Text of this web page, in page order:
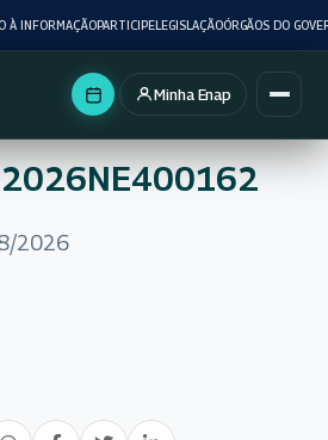
À INFORMAÇÃOPARTICIPELEGISLAÇÃOÓRGÃOS DO
no portal
Minha Enap
2026NE400162
2026